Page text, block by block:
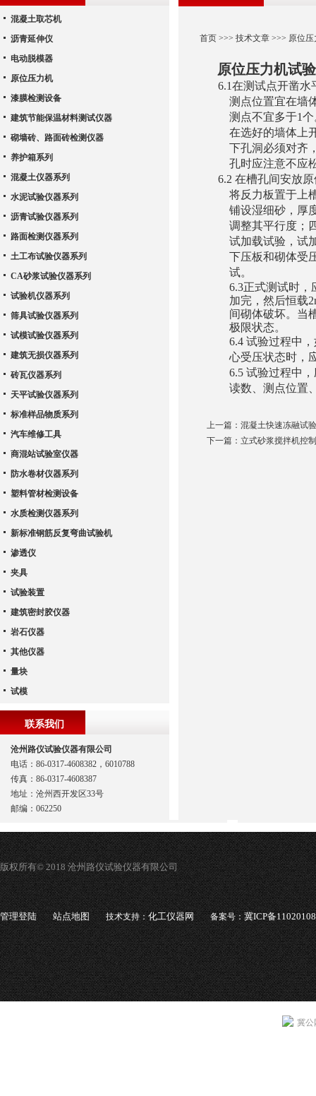
首页>>> 技术文章>>> 原位压
原位压力机试
6.1在测试点开凿水
测点位置宜在墙
测点不宜多于1个
在选好的墙体上
下孔洞必须对齐
孔时应注意不应
6.2 在槽孔间安放
将反力板置于上
铺设湿细砂，厚
调整其平行度；
试加载试验，试
下压板和砌体受
试。
6.3正式测试时，
加完，然后恒载
间砌体破坏。当
极限状态。
6.4 试验过程中
心受压状态时，
6.5 试验过程中
读数、测点位置
上一篇： 混凝土快速冻融试
下一篇： 立式砂浆搅拌机控
混凝土取芯机
沥青延伸仪
电动脱模器
原位压力机
漆膜检测设备
建筑节能保温材料测试仪器
砌墙砖、路面砖检测仪器
养护箱系列
混凝土仪器系列
水泥试验仪器系列
沥青试验仪器系列
路面检测仪器系列
土工布试验仪器系列
CA砂浆试验仪器系列
试验机仪器系列
筛具试验仪器系列
试模试验仪器系列
建筑无损仪器系列
砖瓦仪器系列
天平试验仪器系列
标准样品物质系列
汽车维修工具
商混站试验室仪器
防水卷材仪器系列
塑料管材检测设备
水质检测仪器系列
新标准钢筋反复弯曲试验机
渗透仪
夹具
试验装置
建筑密封胶仪器
岩石仪器
其他仪器
量块
试模
联系我们
沧州路仪试验仪器有限公司
电话：86-0317-4608382，6010788
传真：86-0317-4608387
地址：沧州西开发区33号
邮编：062250
版权所有© 2018 沧州路仪试验仪器有限公司
管理登陆 站点地图 技术支持：化工仪器网 备案号：冀ICP备
冀公